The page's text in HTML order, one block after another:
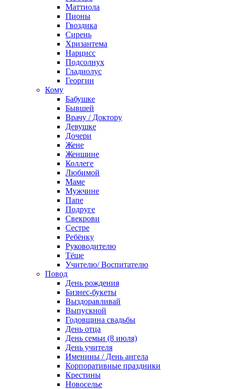
Маттиола
Пионы
Гвоздика
Сирень
Хризантема
Нарцисс
Подсолнух
Гладиолус
Георгин
Кому
Бабушке
Бывшей
Врачу / Доктору
Девушке
Дочери
Жене
Женщине
Коллеге
Любимой
Маме
Мужчине
Папе
Подруге
Свекрови
Сестре
Ребёнку
Руководителю
Тёще
Учителю/ Воспитателю
Повод
День рождения
Бизнес-букеты
Выздоравливай
Выпускной
Годовщина свадьбы
День отца
День семьи (8 июля)
День учителя
Именины / День ангела
Корпоративные праздники
Крестины
Новоселье